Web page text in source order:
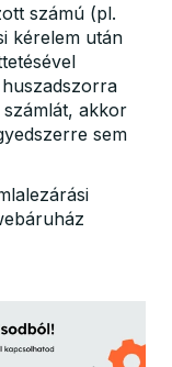
számú (pl.
kérelem után
akkor
sem